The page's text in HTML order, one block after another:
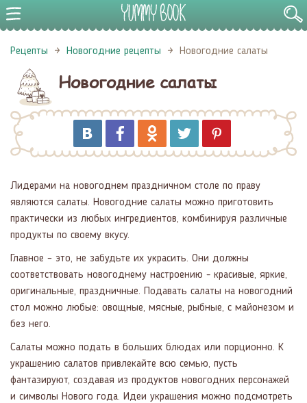
Рецепты Новогодние рецепты Новогодние салаты
Новогодние салаты
Лидерами на новогоднем праздничном столе по праву
являются салаты. Новогодние салаты можно приготовить
практически из любых ингредиентов, комбинируя различные
продукты по своему вкусу.
Главное – это, не забудьте их украсить. Они должны
соответствовать новогоднему настроению - красивые, яркие,
оригинальные, праздничные. Подавать салаты на новогодний
стол можно любые: овощные, мясные, рыбные, с майонезом и
без него.
Салаты можно подать в больших блюдах или порционно. К
украшению салатов привлекайте всю семью, пусть
фантазируют, создавая из продуктов новогодних персонажей
и символы Нового года. Идеи украшения можно подсмотреть